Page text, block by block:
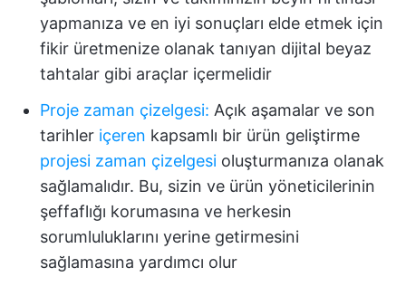
yapmanıza ve en iyi sonuçları elde etmek için
fikir üretmenize olanak tanıyan dijital beyaz
tahtalar gibi araçlar içermelidir
Proje zaman çizelgesi: Açık aşamalar ve son
tarihler içeren kapsamlı bir ürün geliştirme
projesi zaman çizelgesi oluşturmanıza olanak
sağlamalıdır. Bu, sizin ve ürün yöneticilerinin
şeffaflığı korumasına ve herkesin
sorumluluklarını yerine getirmesini
sağlamasına yardımcı olur